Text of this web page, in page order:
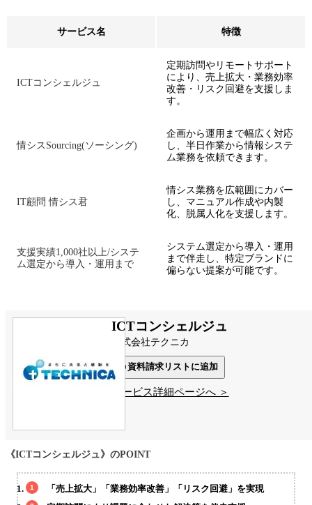
サービス名 特徴
ICTコンシェルジュ
定期訪問やリモートサポート
により、売上拡大・業務効率
改善・リスク回避を支援しま
す。
情シスSourcing(ソーシング)
企画から運用まで幅広く対応
し、半日作業から情報システ
ム業務を依頼できます。
IT顧問 情シス君
情シス業務を広範囲にカバー
し、マニュアル作成や内製
化、脱属人化を支援します。
支援実績1,000社以上/システ
ム選定から導入・運用まで
システム選定から導入・運用
まで伴走し、特定ブランドに
偏らない提案が可能です。
ICTコンシェルジュ
株式会社テクニカ
資料請求リストに追加
サービス詳細ページへ ＞
《ICTコンシェルジュ》のPOINT
「売上拡大」「業務効率改善」「リスク回避」を実現